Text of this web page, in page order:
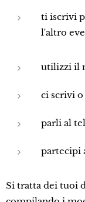
ti iscrivi
l'altro
utilizzi il
ci scrivi
parli al
partecipi
Si tratta dei tuoi